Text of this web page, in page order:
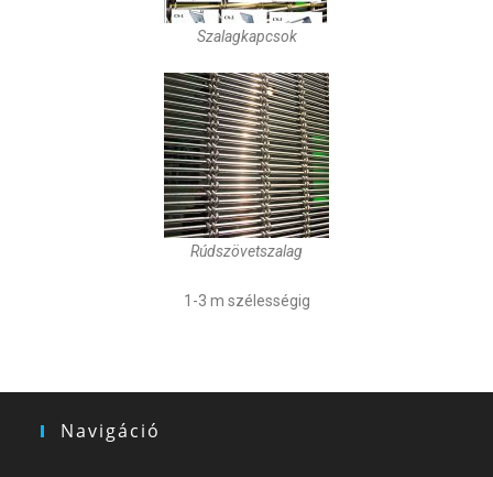
Szalagkapcsok
Rúdszövetszalag
1-3 m szélességig
Navigáció